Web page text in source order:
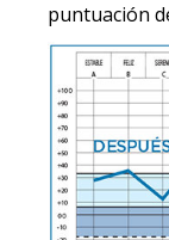
puntuación